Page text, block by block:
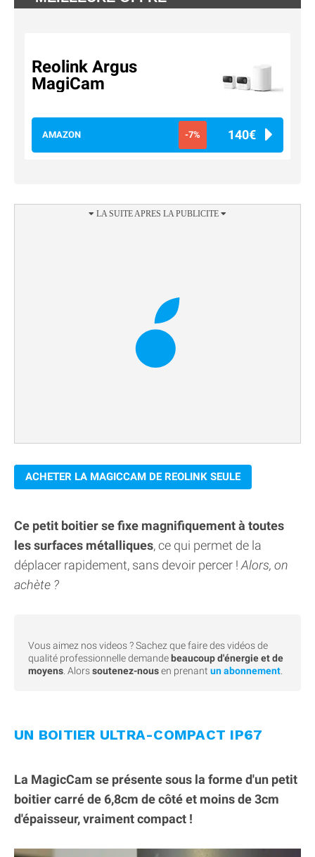
Reolink Argus
MagiCam
AMAZON -7% 140€
ACHETER LA MAGICCAM DE REOLINK SEULE
Ce petit boitier se fixe magnifiquement à toutes
les surfaces métalliques, ce qui permet de la
déplacer rapidement, sans devoir percer ! Alors, on
achète ?
Vous aimez nos videos ? Sachez que faire des vidéos de
qualité professionnelle demande beaucoup d'énergie et de
moyens . Alorssoutenez-nousen prenant un abonnement
UN BOITIER ULTRA-COMPACT IP67
La MagicCam se présente sous la forme d'un petit
boitier carré de 6,8cm de côté et moins de 3cm
d'épaisseur, vraiment compact !